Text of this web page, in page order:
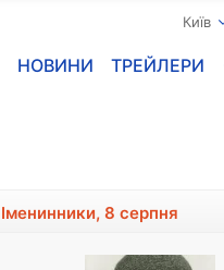
Київ
НОВИНИ ТРЕЙЛЕРИ
Іменинники, 8 серпня